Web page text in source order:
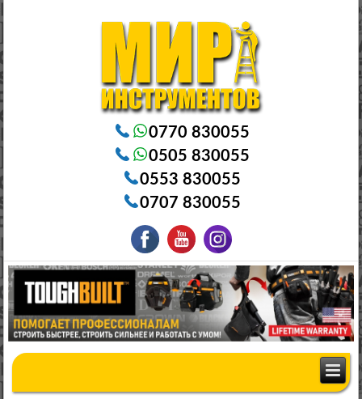
0770 830055
0505 830055
0553 830055
0707 830055